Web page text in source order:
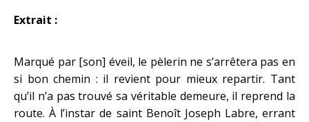
Extrait :
Marqué par [son] éveil, le pèlerin ne s’arrêtera pas en
si bon chemin : il revient pour mieux repartir. Tant
qu’il n’a pas trouvé sa véritable demeure, il reprend la
route. À l’instar de saint Benoît Joseph Labre, errant